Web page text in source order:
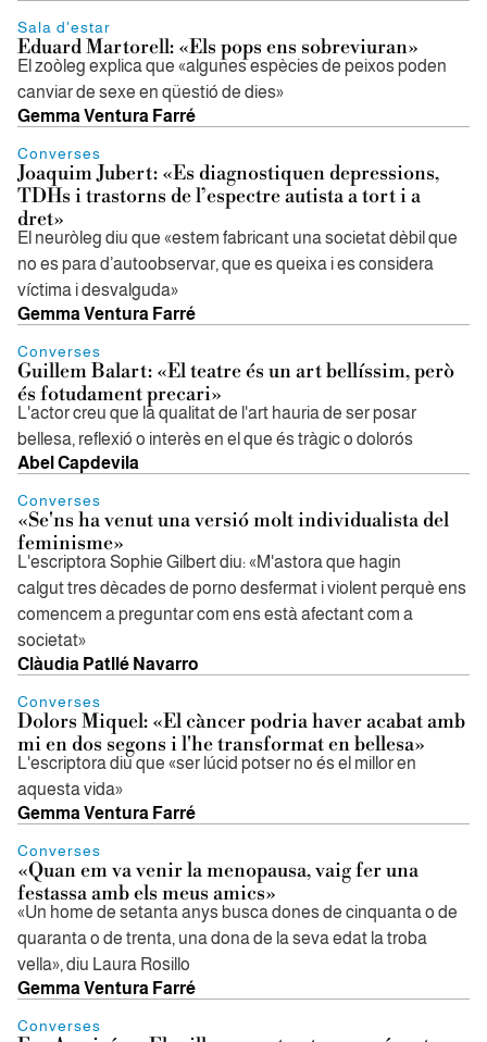
Sala d'estar
Eduard Martorell: «Els pops ens sobreviuran»
El zoòleg explica que «algunes espècies de peixos poden
canviar de sexe en qüestió de dies»
Gemma Ventura Farré
Converses
Joaquim Jubert: «Es diagnostiquen depressions,
TDHs i trastorns de l’espectre autista a tort i a
dret»
El neuròleg diu que «estem fabricant una societat dèbil que
no es para d’autoobservar, que es queixa i es considera
víctima i desvalguda»
Gemma Ventura Farré
Converses
Guillem Balart: «El teatre és un art bellíssim, però
és fotudament precari»
L'actor creu que la qualitat de l'art hauria de ser posar
bellesa, reflexió o interès en el que és tràgic o dolorós
Abel Capdevila
Converses
«Se'ns ha venut una versió molt individualista del
feminisme»
L'escriptora Sophie Gilbert diu: «M'astora que hagin
calgut tres dècades de porno desfermat i violent perquè ens
comencem a preguntar com ens està afectant com a
societat»
Clàudia Patllé Navarro
Converses
Dolors Miquel: «El càncer podria haver acabat amb
mi en dos segons i l'he transformat en bellesa»
L'escriptora diu que «ser lúcid potser no és el millor en
aquesta vida»
Gemma Ventura Farré
Converses
«Quan em va venir la menopausa, vaig fer una
festassa amb els meus amics»
«Un home de setanta anys busca dones de cinquanta o de
quaranta o de trenta, una dona de la seva edat la troba
vella», diu Laura Rosillo
Gemma Ventura Farré
Converses